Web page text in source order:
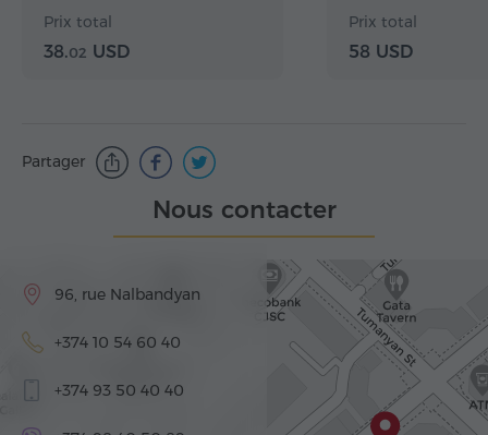
Prix total
38.02 USD
Prix total
58 USD
Partager
Nous contacter
96, rue Nalbandyan
+374 10 54 60 40
+374 93 50 40 40